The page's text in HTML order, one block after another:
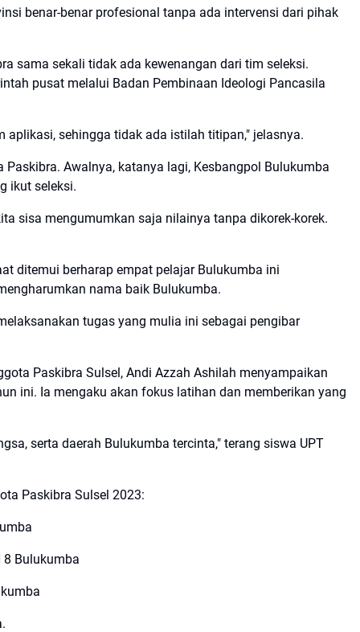
benar-benar profesional tanpa ada intervensi dari pihak
sama sekali tidak ada kewenangan dari tim seleksi.
pusat melalui Badan Pembinaan Ideologi Pancasila
aplikasi, sehingga tidak ada istilah titipan," jelasnya.
Awalnya, katanya lagi, Kesbangpol Bulukumba
ikut seleksi.
sisa mengumumkan saja nilainya tanpa dikorek-korek.
ditemui berharap empat pelajar Bulukumba ini
nama baik Bulukumba.
tugas yang mulia ini sebagai pengibar
Paskibra Sulsel, Andi Azzah Ashilah menyampaikan
ini. Ia mengaku akan fokus latihan dan memberikan yang
serta daerah Bulukumba tercinta," terang siswa UPT
Paskibra Sulsel 2023:
8 Bulukumba